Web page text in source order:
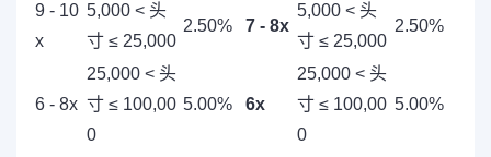
9 - 10
x
5,000 < 头
寸 ≤ 25,000
2.50% 7 - 8x
5,000 < 头
寸 ≤ 25,000
2.50%
6 - 8x
25,000 < 头
寸 ≤ 100,00
0
5.00% 6x
25,000 < 头
寸 ≤ 100,00
0
5.00%